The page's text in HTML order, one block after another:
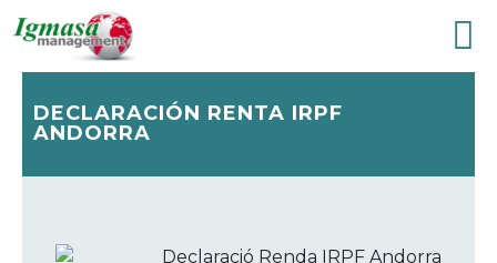
DECLARACIÓN RENTA IRPF
ANDORRA